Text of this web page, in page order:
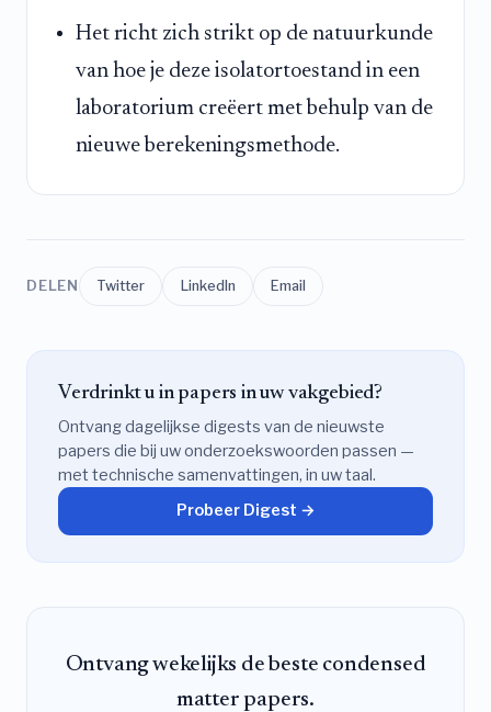
Het richt zich strikt op de natuurkunde
van hoe je deze isolatortoestand in een
laboratorium creëert met behulp van de
nieuwe berekeningsmethode.
DELEN Twitter LinkedIn Email
Verdrinkt u in papers in uw vakgebied?
Ontvang dagelijkse digests van de nieuwste
papers die bij uw onderzoekswoorden passen —
met technische samenvattingen, in uw taal.
Probeer Digest →
Ontvang wekelijks de beste condensed
matter papers.